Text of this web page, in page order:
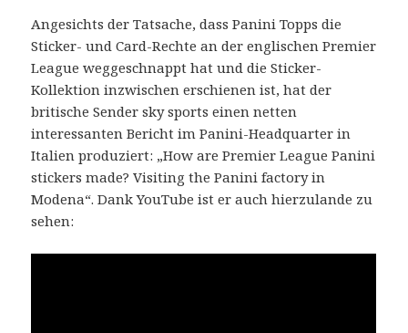
Angesichts der Tatsache, dass Panini Topps die
Sticker- und Card-Rechte an der englischen Premier
League weggeschnappt hat und die Sticker-
Kollektion inzwischen erschienen ist, hat der
britische Sender sky sports einen netten
interessanten Bericht im Panini-Headquarter in
Italien produziert: „How are Premier League Panini
stickers made? Visiting the Panini factory in
Modena“. Dank YouTube ist er auch hierzulande zu
sehen: